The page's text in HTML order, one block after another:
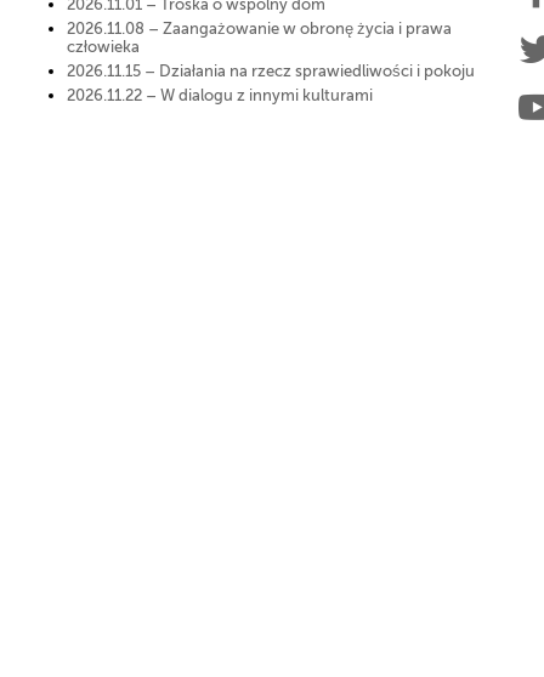
2026.11.01 – Troska o wspólny dom
2026.11.08 – Zaangażowanie w obronę życia i prawa
człowieka
2026.11.15 – Działania na rzecz sprawiedliwości i pokoju
2026.11.22 – W dialogu z innymi kulturami